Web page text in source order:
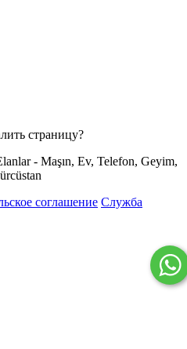
страницу?
- Maşın, Ev, Telefon, Geyim,
соглашение Служба